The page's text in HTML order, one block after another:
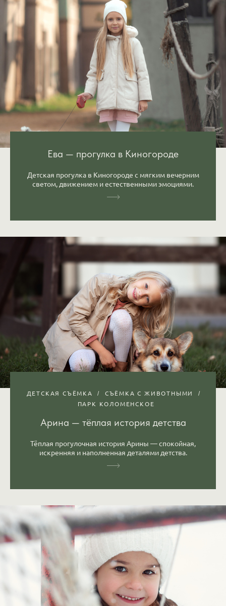
Ева — прогулка в Киногороде
Детская прогулка в Киногороде с мягким вечерним
светом, движением и естественными эмоциями.
ДЕТСКАЯ СЪЁМКА
СЪЁМКА С ЖИВОТНЫМИ
ПАРК КОЛОМЕНСКОЕ
Арина — тёплая история детства
Тёплая прогулочная история Арины — спокойная,
искренняя и наполненная деталями детства.